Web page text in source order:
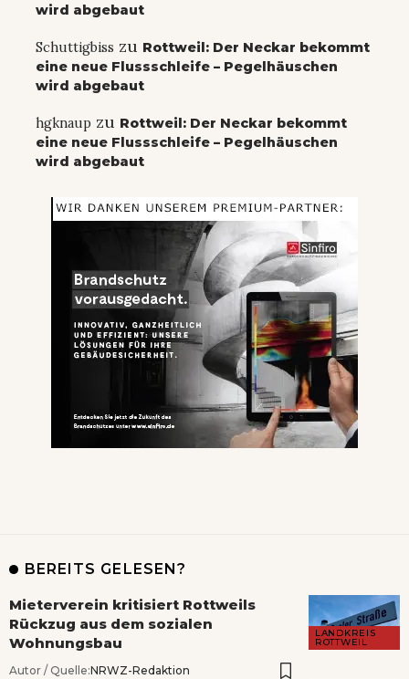
wird abgebaut
Schuttigbiss zu Rottweil: Der Neckar bekommt
eine neue Flussschleife – Pegelhäuschen
wird abgebaut
hgknaup zu Rottweil: Der Neckar bekommt
eine neue Flussschleife – Pegelhäuschen
wird abgebaut
BEREITS GELESEN?
LANDKREIS
ROTTWEIL
Mieterverein kritisiert Rottweils
Rückzug aus dem sozialen
Wohnungsbau
Autor / Quelle:NRWZ-Redaktion